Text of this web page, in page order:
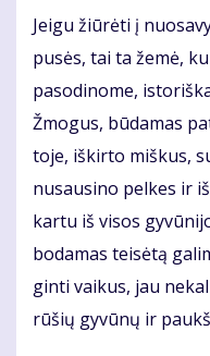
Jei­gu žiū­rė­ti į
pu­sės, tai ta že­mė,
pa­so­di­no­me,
Žmo­gus, bū­da­mas
to­je, iš­kir­to miš­kus,
nu­sau­si­no pel­kes ir
kar­tu iš vi­sos
bo­da­mas tei­sė­tą
gin­ti vai­kus, jau
rū­šių gy­vū­nų ir